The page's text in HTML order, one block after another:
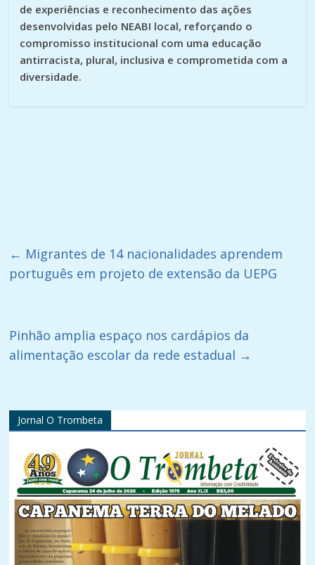
de experiências e reconhecimento das ações
desenvolvidas pelo NEABI local, reforçando o
compromisso institucional com uma educação
antirracista, plural, inclusiva e comprometida com a
diversidade.
← Migrantes de 14 nacionalidades aprendem
português em projeto de extensão da UEPG
Pinhão amplia espaço nos cardápios da
alimentação escolar da rede estadual →
Jornal O Trombeta